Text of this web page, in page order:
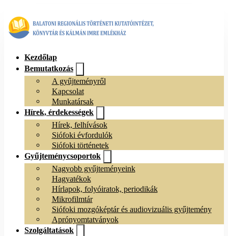
Kezdőlap
Bemutatkozás
A gyűjteményről
Kapcsolat
Munkatársak
Hírek, érdekességek
Hírek, felhívások
Siófoki évfordulók
Siófoki történetek
Gyűjteménycsoportok
Nagyobb gyűjteményeink
Hagyatékok
Hírlapok, folyóiratok, periodikák
Mikrofilmtár
Siófoki mozgóképtár és audiovizuális gyűjtemény
Aprónyomtatványok
Szolgáltatások